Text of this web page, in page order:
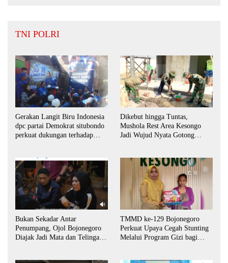
TNI POLRI
Gerakan Langit Biru Indonesia
dpc partai Demokrat situbondo
perkuat dukungan terhadap
Dikebut hingga Tuntas,
Mushola Rest Area Kesongo
Jadi Wujud Nyata Gotong
Bukan Sekadar Antar
Penumpang, Ojol Bojonegoro
Diajak Jadi Mata dan Telinga
TMMD ke-129 Bojonegoro
Perkuat Upaya Cegah Stunting
Melalui Program Gizi bagi